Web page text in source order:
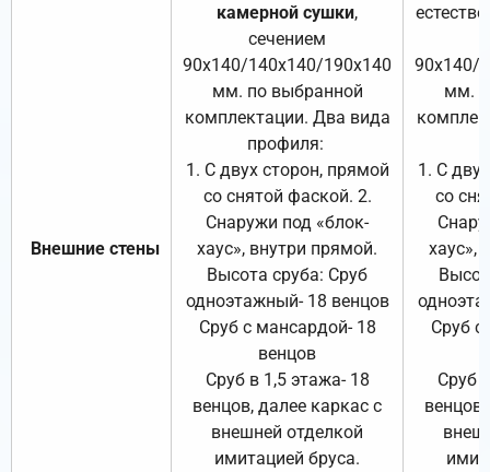
Внешние стены
камерной сушки,
сечением
90х140/140х140/190х140
мм. по выбранной
комплектации. Два вида
профиля:
1. С двух сторон, прямой
со снятой фаской. 2.
Снаружи под «блок-
хаус», внутри прямой.
Высота сруба: Сруб
одноэтажный- 18 венцов
Сруб с мансардой- 18
венцов
Сруб в 1,5 этажа- 18
венцов, далее каркас с
внешней отделкой
имитацией бруса.
90х140/
мм.
1. С
со
хаус»,
Сруб с
Сруб